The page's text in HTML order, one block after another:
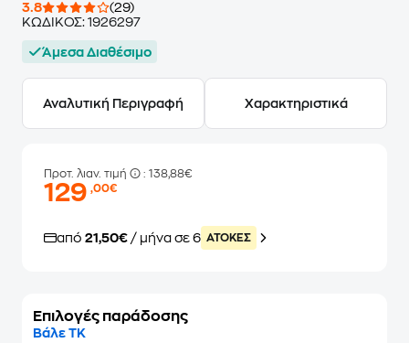
3.8
(29)
ΚΩΔΙΚΟΣ: 1926297
Άμεσα Διαθέσιμο
Αναλυτική Περιγραφή Χαρακτηριστικά
Προτ. λιαν. τιμή : 138,88€
129,00€
από 21,50€ / μήνα σε 6 ATOKEΣ
Επιλογές παράδοσης
Βάλε ΤΚ